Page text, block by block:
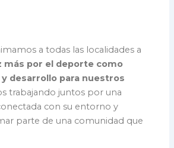
a todas las localidades a
más por el deporte como
desarrollo para nuestros
trabajando juntos por una
con su entorno y
parte de una comunidad que